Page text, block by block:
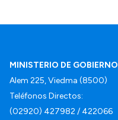
MINISTERIO DE GOBIERNO
Alem 225, Viedma (8500)
Teléfonos Directos:
(02920) 427982 / 422066